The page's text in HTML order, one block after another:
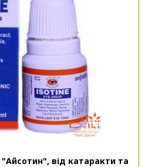
від катаракти та